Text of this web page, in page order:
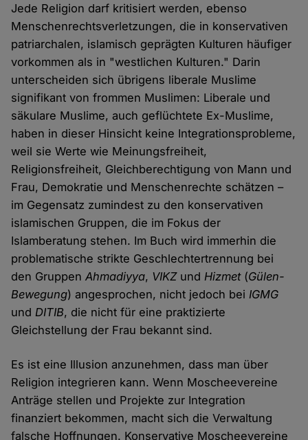
Jede Religion darf kritisiert werden, ebenso
Menschenrechtsverletzungen, die in konservativen
patriarchalen, islamisch geprägten Kulturen häufiger
vorkommen als in "westlichen Kulturen." Darin
unterscheiden sich übrigens liberale Muslime
signifikant von frommen Muslimen: Liberale und
säkulare Muslime, auch geflüchtete Ex-Muslime,
haben in dieser Hinsicht keine Integrationsprobleme,
weil sie Werte wie Meinungsfreiheit,
Religionsfreiheit, Gleichberechtigung von Mann und
Frau, Demokratie und Menschenrechte schätzen –
im Gegensatz zumindest zu den konservativen
islamischen Gruppen, die im Fokus der
Islamberatung stehen. Im Buch wird immerhin die
problematische strikte Geschlechtertrennung bei
den GruppenAhmadiyya, VIKZund Hizmet(Gülen-
Bewegung) angesprochen, nicht jedoch bei IGMG
und DITIB, die nicht für eine praktizierte
Gleichstellung der Frau bekannt sind.
Es ist eine Illusion anzunehmen, dass man über
Religion integrieren kann. Wenn Moscheevereine
Anträge stellen und Projekte zur Integration
finanziert bekommen, macht sich die Verwaltung
falsche Hoffnungen. Konservative Moscheevereine